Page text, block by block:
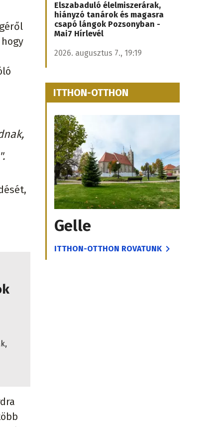
Elszabaduló élelmiszerárak,
hiányzó tanárok és magasra
csapó lángok Pozsonyban -
Mai7 Hírlevél
2026. augusztus 7., 19:19
ITTHON-OTTHON
Gelle
ITTHON-OTTHON ROVATUNK